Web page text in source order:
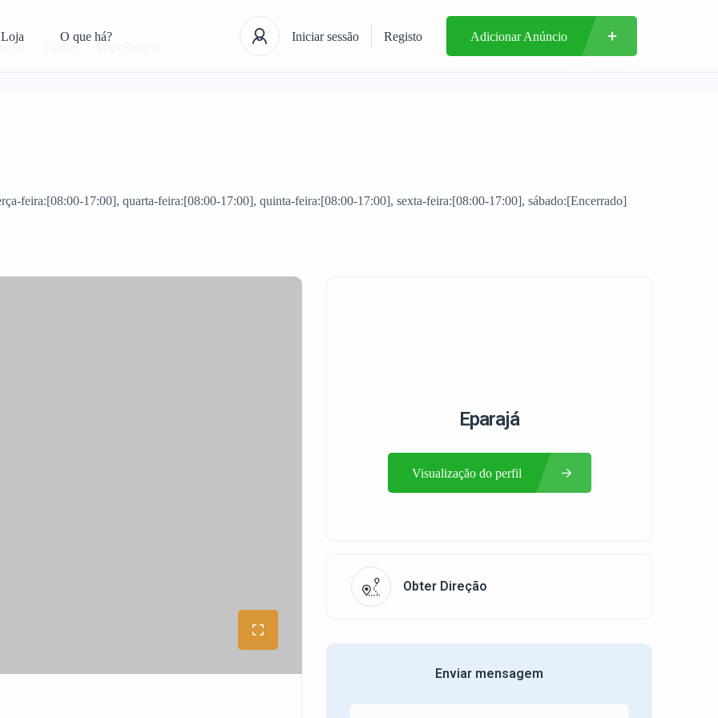
Loja O que há? Iniciar sessão Registo Adicionar Anúncio
Pladur
feira:[08:00-17:00], quarta-feira:[08:00-17:00], quinta-feira:[08:00-17:00], sexta-feira:[08:00-17:00], sábado:[Encerrado]
Eparajá
Visualização do perfil
Obter Direção
Enviar mensagem